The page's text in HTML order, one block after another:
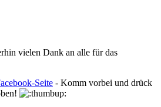
vielen Dank an alle für das
Seite - Komm vorbei und drück